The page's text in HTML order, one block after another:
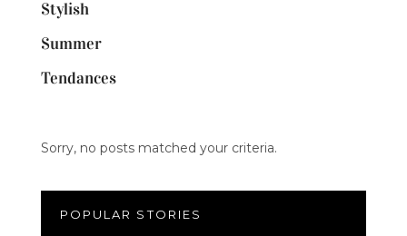
Stylish
Summer
Tendances
Sorry, no posts matched your criteria.
POPULAR STORIES